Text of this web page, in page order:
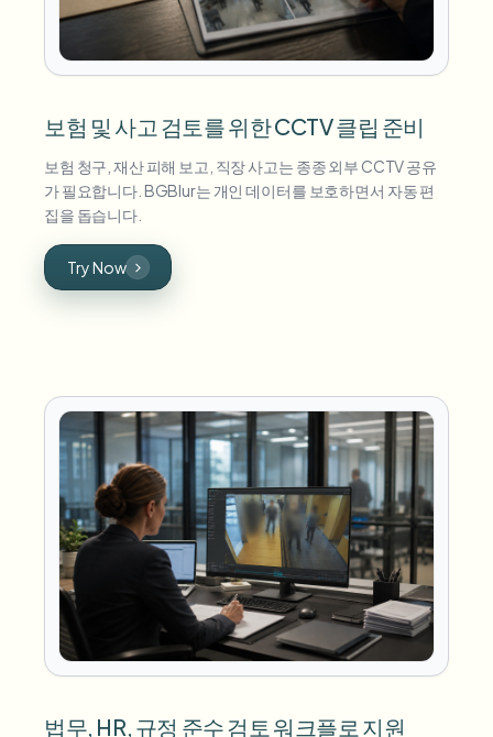
보험 및 사고 검토를 위한 CCTV 클립 준비
보험 청구, 재산 피해 보고, 직장 사고는 종종 외부 CCTV 공유
가 필요합니다. BGBlur는 개인 데이터를 보호하면서 자동 편
집을 돕습니다.
Try Now
법무, HR, 규정 준수 검토 워크플로 지원